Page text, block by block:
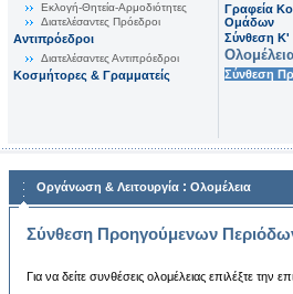
Εκλογή-Θητεία-Αρμοδιότητες
Διατελέσαντες Πρόεδροι
Αντιπρόεδροι
Διατελέσαντες Αντιπρόεδροι
Κοσμήτορες & Γραμματείς
Γραφεία
Ομάδων
Σύνθεση K'
Σύνθεση
Οργάνωση & Λειτουργία : Ολομέλεια
Σύνθεση Προηγούμενων
Για να δείτε συνθέσεις ολομέλειας επιλέξτε την